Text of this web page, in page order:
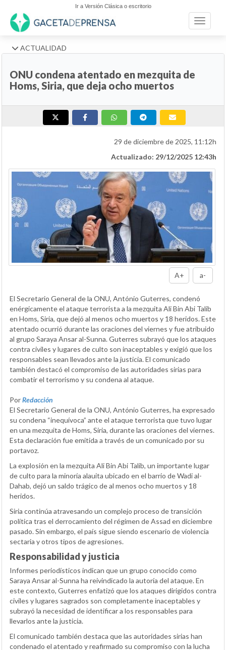
Ir a Versión Clásica o escritorio
Toggle
ACTUALIDAD
ONU condena atentado en mezquita de
Homs, Siria, que deja ocho muertos
29 de diciembre de 2025, 11:12h
Actualizado: 29/12/2025 12:43h
A+ a-
El Secretario General de la ONU, António Guterres, condenó
enérgicamente el ataque terrorista a la mezquita Ali Bin Abi Talib
en Homs, Siria, que dejó al menos ocho muertos y 18 heridos. Este
atentado ocurrió durante las oraciones del viernes y fue atribuido
al grupo Saraya Ansar al-Sunna. Guterres subrayó que los ataques
contra civiles y lugares de culto son inaceptables y exigió que los
responsables sean llevados ante la justicia. El comunicado
también destacó el compromiso de las autoridades sirias para
combatir el terrorismo y su condena al ataque.
PorRedacción
El Secretario General de la ONU, António Guterres, ha expresado
su condena “inequívoca” ante el ataque terrorista que tuvo lugar
en una mezquita de Homs, Siria, durante las oraciones del viernes.
Esta declaración fue emitida a través de un comunicado por su
portavoz.
La explosión en la mezquita Ali Bin Abi Talib, un importante lugar
de culto para la minoría alauita ubicado en el barrio de Wadi al-
Dahab, dejó un saldo trágico de al menos ocho muertos y 18
heridos.
Siria continúa atravesando un complejo proceso de transición
política tras el derrocamiento del régimen de Assad en diciembre
pasado. Sin embargo, el país sigue siendo escenario de violencia
sectaria y otros tipos de agresiones.
Responsabilidad y justicia
Informes periodísticos indican que un grupo conocido como
Saraya Ansar al-Sunna ha reivindicado la autoría del ataque. En
este contexto, Guterres enfatizó que los ataques dirigidos contra
civiles y lugares sagrados son completamente inaceptables y
subrayó la necesidad de identificar a los responsables para
llevarlos ante la justicia.
El comunicado también destaca que las autoridades sirias han
condenado el atentado y reafirmado su compromiso con la lucha